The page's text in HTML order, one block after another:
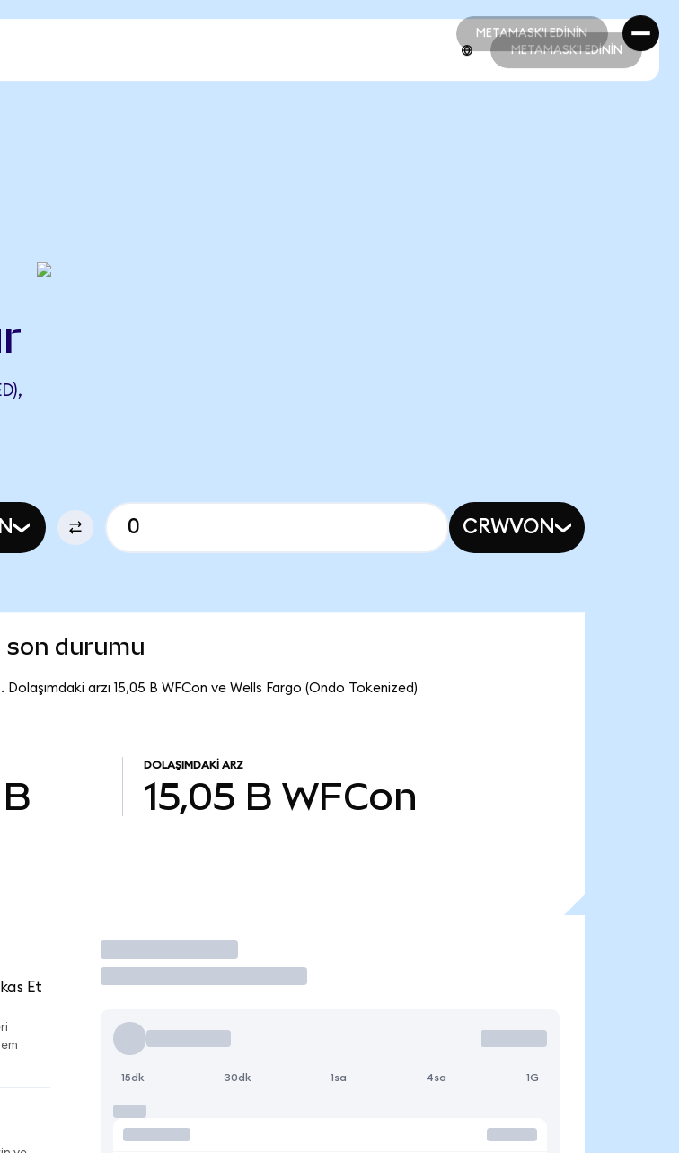
METAMASK'I EDİNİN
METAMASK'I EDİNİN
METAMASK'I EDİNİN
CRWVON
son durumu
arzı 15,05 B WFCon ve Wells Fargo (Ondo Tokenized)
DOLAŞIMDAKI ARZ
15,05 B WFCon
Et
İşlem Yap
15dk 30dk 1sa 4sa 1G